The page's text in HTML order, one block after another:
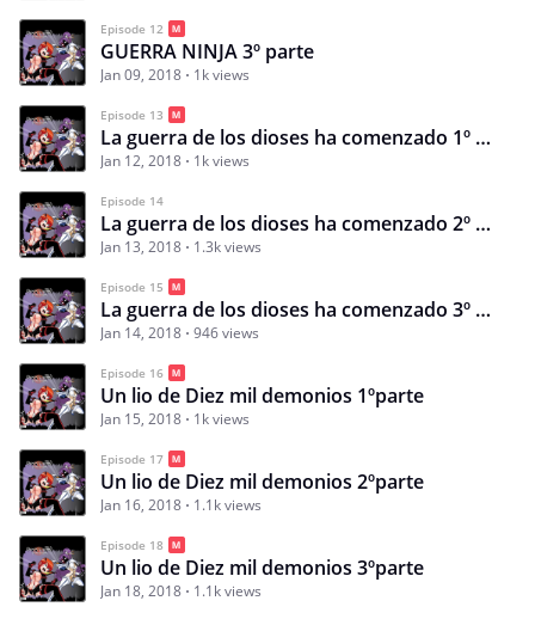
Episode 12
GUERRA NINJA 3º parte
Jan 09, 2018 1k views
Episode 13
La guerra de los dioses ha comenzado 1º parte
Jan 12, 2018 1k views
Episode 14
La guerra de los dioses ha comenzado 2º parte
Jan 13, 2018 1.3k views
Episode 15
La guerra de los dioses ha comenzado 3º parte
Jan 14, 2018 946 views
Episode 16
Un lio de Diez mil demonios 1ºparte
Jan 15, 2018 1k views
Episode 17
Un lio de Diez mil demonios 2ºparte
Jan 16, 2018 1.1k views
Episode 18
Un lio de Diez mil demonios 3ºparte
Jan 18, 2018 1.1k views